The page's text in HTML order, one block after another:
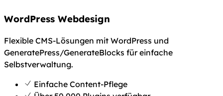
WordPress Webdesign
Flexible CMS-Lösungen mit WordPress und
GeneratePress/GenerateBlocks für einfache
Selbstverwaltung.
Einfache Content-Pflege